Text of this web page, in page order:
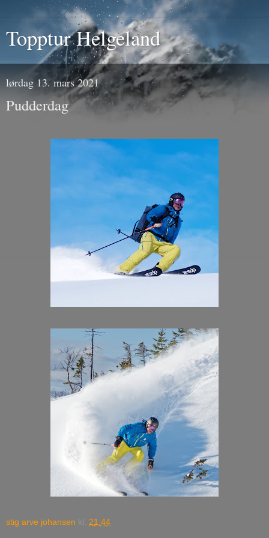
Topptur Helgeland
lørdag 13. mars 2021
Pudderdag
stig arve johansen kl. 21:44